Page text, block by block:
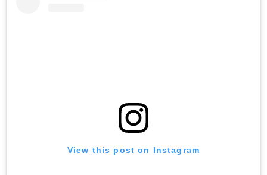
View this post on Instagram